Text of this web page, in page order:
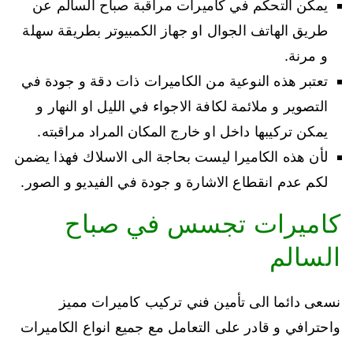
يمكن التحكم في كاميرات مراقبة صباح السالم عن
طريق الهاتف الجوال او جهاز الكمبيوتر بطريقة سهلة
و مرنة.
تعتبر هذه النوعية من الكاميرات ذات دقة و جودة في
التصوير و ملائمة لكافة الاجواء في الليل او النهار و
يمكن تركيبها داخل او خارج المكان المراد مراقبته.
لأن هذه الكاميرا ليست بحاجة الى الاسلاك فهذا يضمن
لكم عدم انقطاع الاشارة و جودة في الفيديو و الصور.
كاميرات تجسس في صباح
السالم
نسعى دائما الى تأمين فني تركيب كاميرات مميز
واحترافي و قادر على التعامل مع جميع انواع الكاميرات